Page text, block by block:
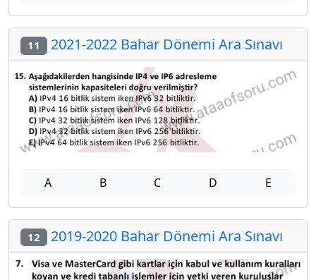
11 2021-2022 Bahar Dönemi Ara Sınavı
A B C D E
12 2019-2020 Bahar Dönemi Ara Sınavı